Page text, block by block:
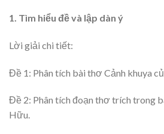
1. Tìm hiểu đề và lập dàn ý
Lời giải chi tiết:
Đề 1: Phân tích bài thơ Cảnh khuya
Đề 2: Phân tích đoạn thơ trích trong
Hữu.